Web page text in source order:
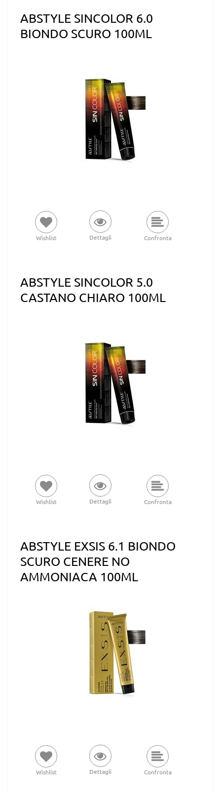
ABSTYLE SINCOLOR 6.0
BIONDO SCURO 100ML
Wishlist Dettagli Confronta
ABSTYLE SINCOLOR 5.0
CASTANO CHIARO 100ML
Wishlist Dettagli Confronta
ABSTYLE EXSIS 6.1 BIONDO
SCURO CENERE NO
AMMONIACA 100ML
Wishlist Dettagli Confronta